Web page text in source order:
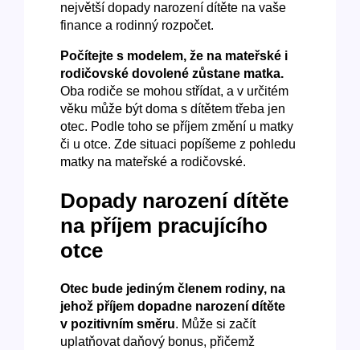
největší dopady narození dítěte na vaše
finance a rodinný rozpočet.
Počítejte s modelem, že na mateřské i
rodičovské dovolené zůstane matka.
Oba rodiče se mohou střídat, a v určitém
věku může být doma s dítětem třeba jen
otec. Podle toho se příjem změní u matky
či u otce. Zde situaci popíšeme z pohledu
matky na mateřské a rodičovské.
Dopady narození dítěte
na příjem pracujícího
otce
Otec bude jediným členem rodiny, na
jehož příjem dopadne narození dítěte
v pozitivním směru. Může si začít
uplatňovat daňový bonus, přičemž